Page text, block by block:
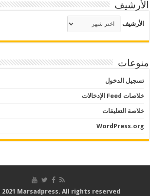
الأرشيف
الأرشيف
منوعات
تسجيل الدخول
خلاصات Feed الإدخالات
خلاصة التعليقات
WordPress.org
Marsadpress. All rights reserved